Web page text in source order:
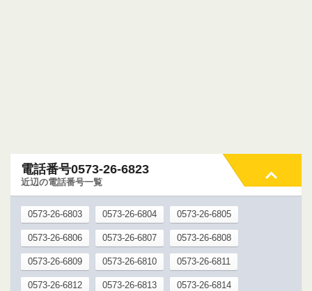
電話番号0573-26-6823
近辺の電話番号一覧
0573-26-6803 0573-26-6804 0573-26-6805
0573-26-6806 0573-26-6807 0573-26-6808
0573-26-6809 0573-26-6810 0573-26-6811
0573-26-6812 0573-26-6813 0573-26-6814